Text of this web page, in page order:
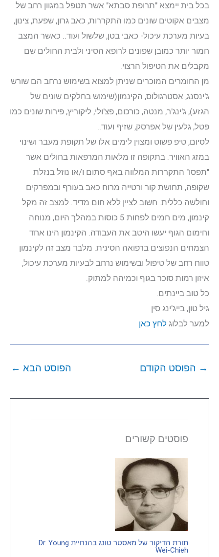
בכל בית יימצא "תרופת סבתא" אשר תטפל במגוון רחב של
מצבים אקוטים שונים כמו התקררות, כאב גרון, שפעת, צינון,
בעיות מערכת עיכול- כאבי בטן, שלשול ועוד.. כאשר המצב
חמור יותר כמובן שפונים לרופא הסיני ולבית החולים שם
מקבלים את הטיפול הרצוי.
מן החומרים המוכרים שניתן למצוא בשימוש נרחב הם שורש
ג'ינסנג, אסטרגולוס, הקינמון(שימוש בחלקים שונים של
הגזע), ג'ינג'ר, מנטה, כורכום, פצ'ולי, ליקוריץ, פירות שונים כמו
פטל, גלעין של אפרסק, שזיף ועוד..
לסיום, טיפ פשוט ומצוין לימים אלו של תקופת מעבר ושינוי
במזג האוויר. בתקופה זו מלאות המרפאות בחולים אשר
"תפסו" התקררות המלווה באף סתום ו/או נוזל בנזלת
שקופה, תחושת קור ורטייה מרוח כאב בעורף ובמפרקים
וחולשה כללית. חשוב לציין ללא חום מדיד. למצב זה מקל
קינמון, מים חמים לפחות 5 כוסות במהלך היום, מנוחה
וחימום הגוף יעשו היטב את העבודה. הקינמון הינו אחד
הצמחים הנפוצים ברפואה הסינית. מלבד מצב זה לקינמון
טווח רחב של טיפול ובשימוש נרחב לבעיות מערכת עיכול,
איזון רמות סוכר בגוף וכמיהה למתוק.
כל טוב ביינתים.
גיל טון, בייג'ינג סין
למער לבלוג לחץ כאן
→ הפוסט הקודם הפוסט הבא ←
פוסטים קשורים
תורת הדיקור של מאסטר טונג בהנחיית Dr. Young
Wei-Chieh